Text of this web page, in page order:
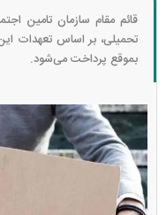
قائم مقام سازمان تامین
تحمیلی، بر اساس تعهدات
بموقع پرداخت می‌شود.